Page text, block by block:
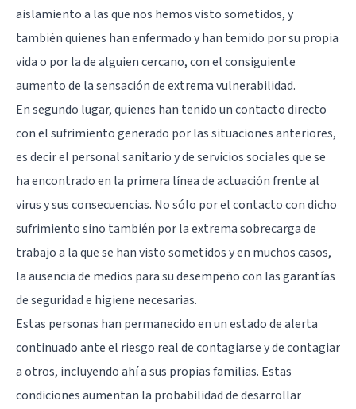
aislamiento a las que nos hemos visto sometidos, y
también quienes han enfermado y han temido por su propia
vida o por la de alguien cercano, con el consiguiente
aumento de la sensación de extrema vulnerabilidad.
En segundo lugar, quienes han tenido un contacto directo
con el sufrimiento generado por las situaciones anteriores,
es decir el personal sanitario y de servicios sociales que se
ha encontrado en la primera línea de actuación frente al
virus y sus consecuencias. No sólo por el contacto con dicho
sufrimiento sino también por la extrema sobrecarga de
trabajo a la que se han visto sometidos y en muchos casos,
la ausencia de medios para su desempeño con las garantías
de seguridad e higiene necesarias.
Estas personas han permanecido en un estado de alerta
continuado ante el riesgo real de contagiarse y de contagiar
a otros, incluyendo ahí a sus propias familias. Estas
condiciones aumentan la probabilidad de desarrollar